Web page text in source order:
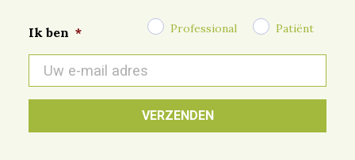
Ik ben * Professional Patiënt
mail
*